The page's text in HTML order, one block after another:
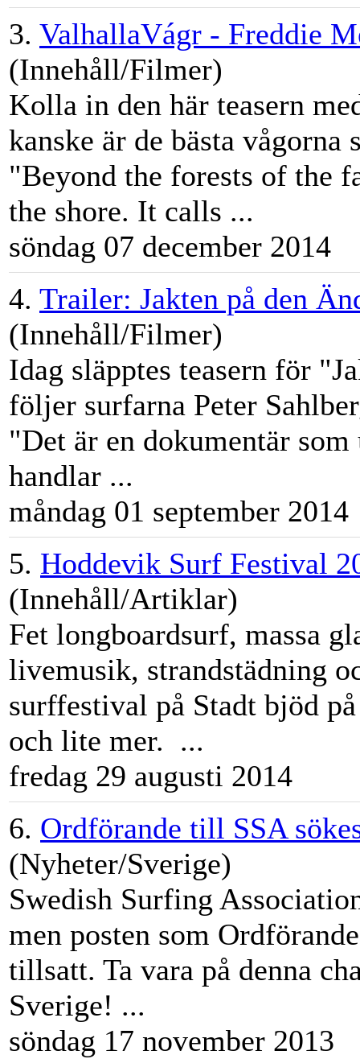
3. ValhallaVágr - Freddie
(Innehåll/Filmer)
Kolla in den här teasern
kanske är de bästa
"Beyond the forests of the
the shore. It calls ...
söndag 07 december 2014
4. Trailer: Jakten på den
(Innehåll/Filmer)
Idag släpptes teasern för
följer surfarna Peter
"Det är en dokumentär
handlar ...
måndag 01 september 2014
5. Hoddevik Surf Festival
(Innehåll/Artiklar)
Fet longboardsurf, massa
livemusik, strandstädning
surffestival på Stadt bjöd
och lite mer. ...
fredag 29 augusti 2014
6. Ordförande till SSA
(Nyheter/Sverige)
Swedish Surfing
men posten som
tillsatt. Ta vara på denna
Sverige! ...
söndag 17 november 2013